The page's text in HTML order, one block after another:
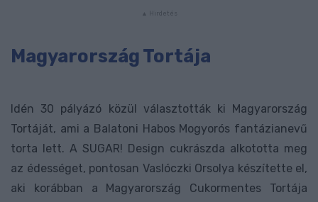
Magyarország Tortája
Idén 30 pályázó közül választották ki Magyarország
Tortáját, ami a Balatoni Habos Mogyorós fantázianevű
torta lett. A SUGAR! Design cukrászda alkototta meg
az édességet, pontosan Vaslóczki Orsolya készítette el,
aki korábban a Magyarország Cukormentes Tortája